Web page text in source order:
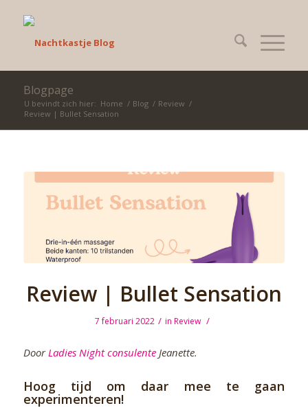
Blogpage
U bevindt zich hier: Home / Blog / Review /
Review | Bullet Sensation
Review | Bullet Sensation
7 februari 2022 / in Review /
Door Ladies Night consulenteJeanette.
Hoog tijd om daar mee te gaan
experimenteren!